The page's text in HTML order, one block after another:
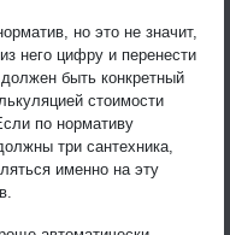
но это не значит,
него цифру и перенести
быть конкретный
стоимости
по нормативу
три сантехника,
именно на эту